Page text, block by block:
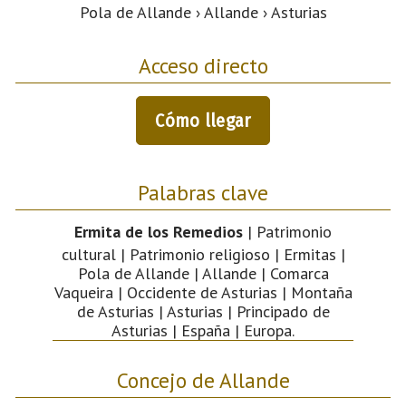
Pola de Allande › Allande › Asturias
Acceso directo
Cómo llegar
Palabras clave
Ermita de los Remedios | Patrimonio
cultural | Patrimonio religioso | Ermitas |
Pola de Allande | Allande | Comarca
Vaqueira | Occidente de Asturias | Montaña
de Asturias | Asturias | Principado de
Asturias | España | Europa.
Concejo de Allande